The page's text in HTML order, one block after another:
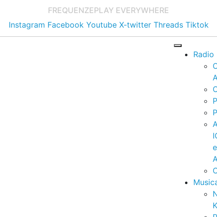
FREQUENZEPLAY EVERYWHERE
Instagram Facebook Youtube X-twitter Threads Tiktok
Radio
e